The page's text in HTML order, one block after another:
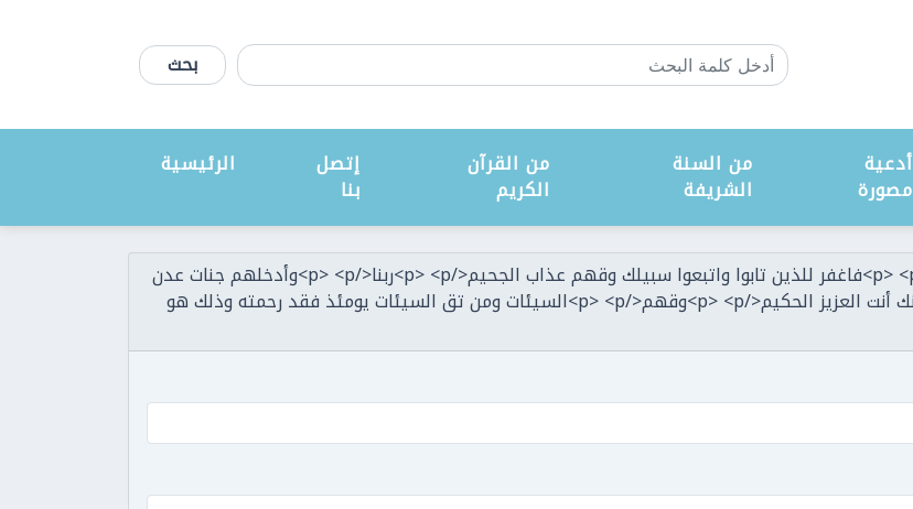
بحث
الرئيسية إتصل
بنا
من القرآن
الكريم
من السنة
الشريفة
أدعية
مصورة
ارسال ملحوظة حيال: <p>وسعت كل شيء رحمة وعلما</p> <p>فاغفر للذين تابوا واتبعوا سبيلك وقهم عذاب الجحيم</p> <p>ربنا</p> <p>وأدخلهم جنات عدن
التي وعدتهم ومن صلح من آبائهم وأزواجهم وذرياتهم إنك أنت العزيز الحكيم</p> <p>وقهم</p> <p>السيئات ومن تق السيئات يومئذ فقد رحمته وذلك هو